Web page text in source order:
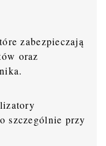
zabezpieczają
oraz
szczególnie przy